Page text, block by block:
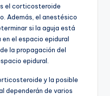
el corticosteroide
Además, el anestésico
si la aguja está
el espacio epidural
la propagación del
epidural.
y la posible
dependerán de varios